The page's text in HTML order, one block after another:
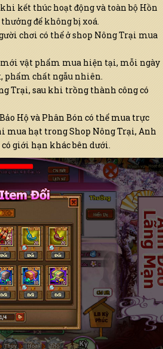
kết thúc hoạt động và toàn bộ Hồn
để không bị xoá.
chơi có thể ở shop Nông Trại mua
vật phẩm mua hiện tại, mỗi ngày
phẩm chất ngẫu nhiên.
Trại, sau khi trồng thành công có
Hộ và Phân Bón có thể mua trực
mua hạt trong Shop Nông Trại, Anh
có giới hạn khác bên dưới.